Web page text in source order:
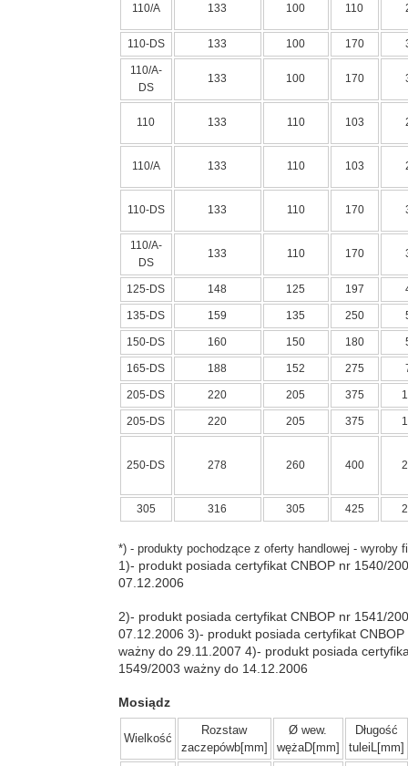
110/A 133 100 110
110-DS 133 100 170
110/A-
DS
133 100 170
110 133 110 103
110/A 133 110 103
110-DS 133 110 170
110/A-
DS
133 110 170
125-DS 148 125 197
135-DS 159 135 250
150-DS 160 150 180
165-DS 188 152 275
205-DS 220 205 375
205-DS 220 205 375
250-DS 278 260 400
305 316 305 425
*) - produkty pochodzące z oferty handlowej - wyroby
1)- produkt posiada certyfikat CNBOP nr 1540/
07.12.2006
2)- produkt posiada certyfikat CNBOP nr 1541/
07.12.2006 3)- produkt posiada certyfikat
ważny do 29.11.2007 4)- produkt posiada
1549/2003 ważny do 14.12.2006
Mosiądz
Wielkość
Rozstaw
zaczepówb[mm]
Ø wew.
wężaD[mm]
Długość
tuleiL[mm]